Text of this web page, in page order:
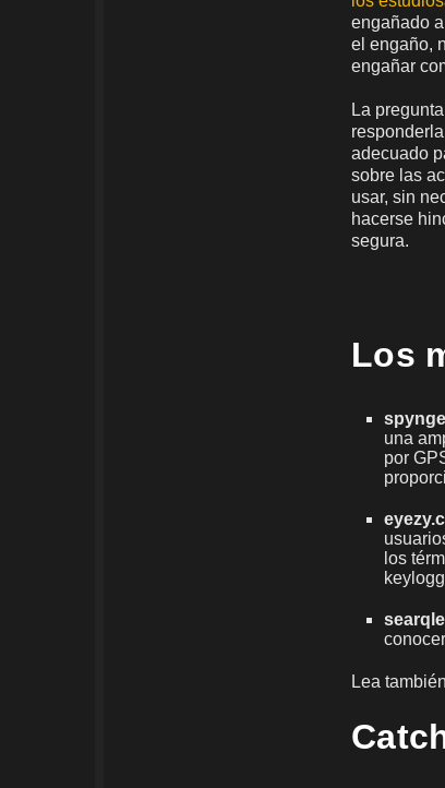
engañado
el engaño,
engañar
La
adecuado
sobre las
usar, sin
hacerse
segura.
Los
una
por
los
Lea